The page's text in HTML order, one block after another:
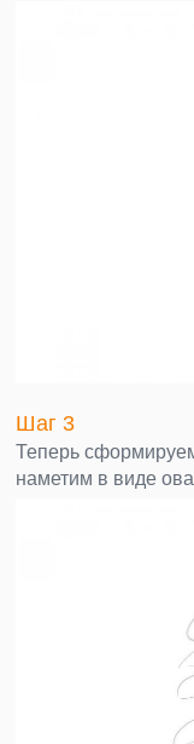
Шаг 3
Теперь
наметим в виде